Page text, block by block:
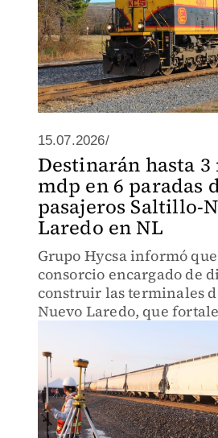
15.07.2026/
Destinarán hasta 3
mdp en 6 paradas
pasajeros Saltillo-
Laredo en NL
Grupo Hycsa informó
consorcio encargado de
construir las terminales
Nuevo Laredo, que